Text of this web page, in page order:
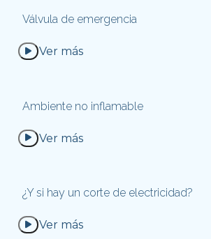
Válvula de emergencia
Ver más
Ambiente no inflamable
Ver más
¿Y si hay un corte de electricidad?
Ver más